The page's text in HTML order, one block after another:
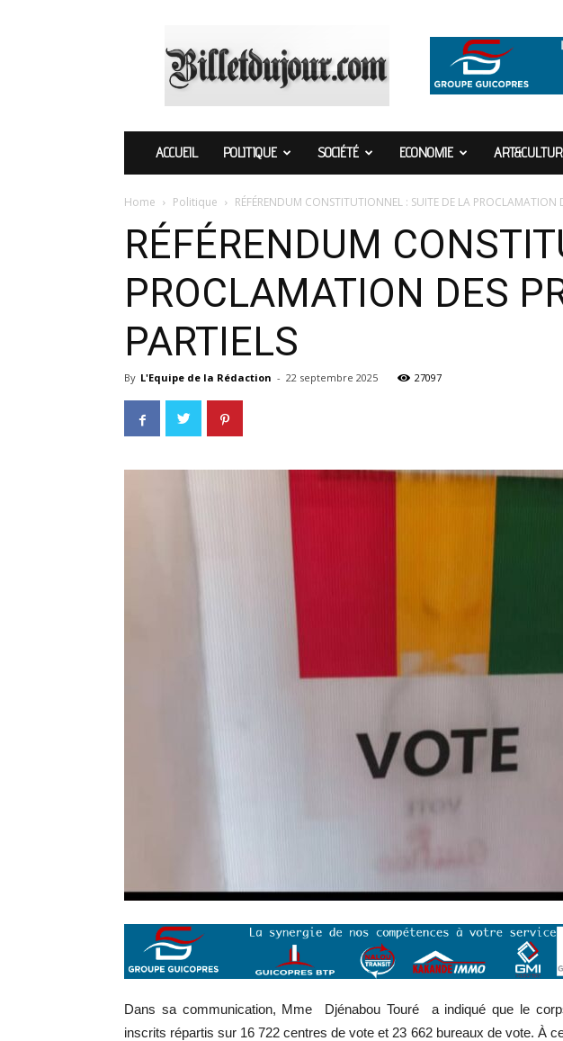
ACCUEIL POLITIQUE SOCIÉTÉ ECONOMIE
Home Politique RÉFÉRENDUM CONSTITUTIONNEL : SUITE DE LA PROCLAMATION
RÉFÉRENDUM
PROCLAMATION DES
PARTIELS
By L'Equipe de la Rédaction - 22 septembre 2025 27097
Dans sa communication, Mme Djénabou Touré a indiqué que le
inscrits répartis sur 16 722 centres de vote et 23 662 bureaux de vote. À